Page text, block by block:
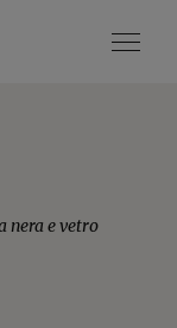
nera e vetro
continua